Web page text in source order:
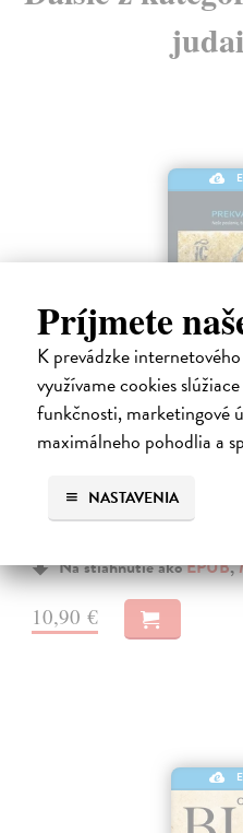
Príjmete
K prevádzke
využívame cookies
funkčnosti, marketingové
maximálneho pohodlia a
NASTAVENIA
Prekvapení nádejou
Wright N.T.| Elektronická kniha
Mnohí ľudia takmer zabudli, čo
túto konečnú a pevnú nádej za
„posmrtnom“ živote. Ty?m sa
Na stiahnutie akoEPUB,
10,90 €